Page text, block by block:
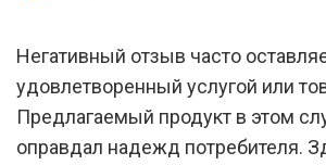
Негативный отзыв часто
удовлетворенный услугой или
Предлагаемый продукт в этом
оправдал надежд потребителя.